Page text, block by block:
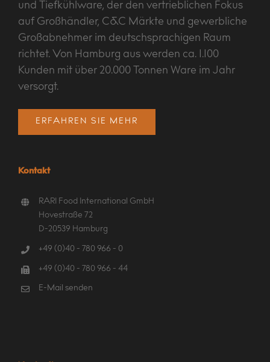
und Tiefkühlware, der den vertrieblichen Fokus
auf Großhändler, C&C Märkte und gewerbliche
Großabnehmer im deutschsprachigen Raum
richtet. Von Hamburg aus werden ca. 1.100
Kunden mit über 20.000 Tonnen Ware im Jahr
versorgt.
ERFAHREN SIE MEHR
Kontakt
RARI Food International GmbH
Hovestraße 72
D-20539 Hamburg
+49 (0)40 - 780 966 - 0
+49 (0)40 - 780 966 - 44
E-Mail senden